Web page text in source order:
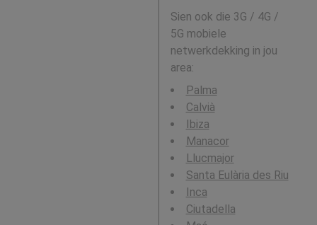
Sien ook die 3G / 4G /
5G mobiele
netwerkdekking in jou
area:
Palma
Calvià
Ibiza
Manacor
Llucmajor
Santa Eulària des Riu
Inca
Ciutadella